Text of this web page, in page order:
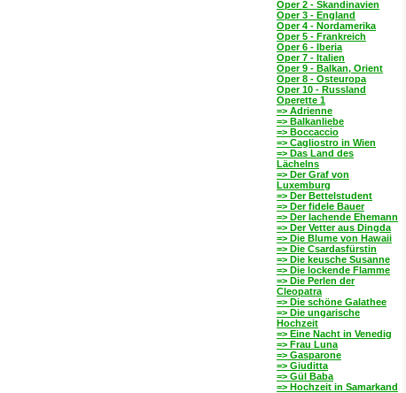
Oper 2 - Skandinavien
Oper 3 - England
Oper 4 - Nordamerika
Oper 5 - Frankreich
Oper 6 - Iberia
Oper 7 - Italien
Oper 9 - Balkan, Orient
Oper 8 - Osteuropa
Oper 10 - Russland
Operette 1
=> Adrienne
=> Balkanliebe
=> Boccaccio
=> Cagliostro in Wien
=> Das Land des
Lächelns
=> Der Graf von
Luxemburg
=> Der Bettelstudent
=> Der fidele Bauer
=> Der lachende Ehemann
=> Der Vetter aus Dingda
=> Die Blume von Hawaii
=> Die Csardasfürstin
=> Die keusche Susanne
=> Die lockende Flamme
=> Die Perlen der
Cleopatra
=> Die schöne Galathee
=> Die ungarische
Hochzeit
=> Eine Nacht in Venedig
=> Frau Luna
=> Gasparone
=> Giuditta
=> Gül Baba
=> Hochzeit in Samarkand